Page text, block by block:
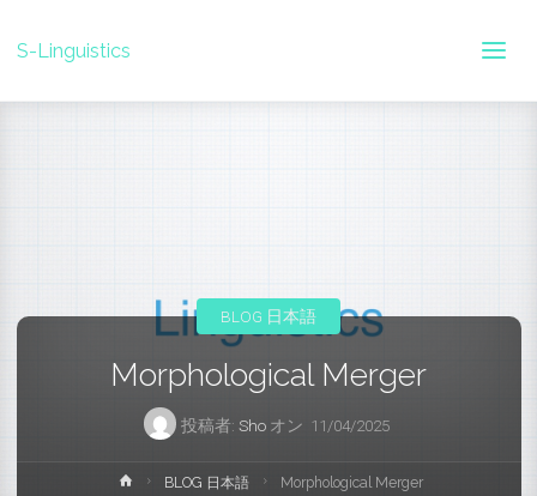
S-Linguistics
Morphological Merger
投稿者: Sho オン 11/04/2025
BLOG 日本語
ホ
BLOG 日本語 Morphological Merger